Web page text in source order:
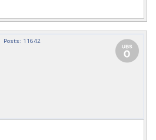
Posts: 11642